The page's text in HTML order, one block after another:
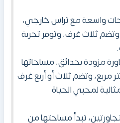
واسعة مع تراس خارجي،
ثلاث غرف، وتوفر تجربة
مزودة بحدائق، مساحاتها
مربع، وتضم ثلاث أو أربع غرف
لمحبي الحياة
تبدأ مساحتها من